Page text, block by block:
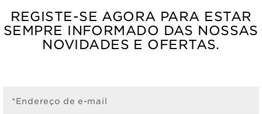
REGISTE-SE AGORA PARA ESTAR
SEMPRE INFORMADO DAS NOSSAS
NOVIDADES E OFERTAS.
*Endereço de e-mail